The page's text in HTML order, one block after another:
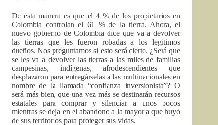
De esta manera es que el 4 % de los propietarios en
Colombia controlan el 61 % de la tierra. Ahora, el
nuevo gobierno de Colombia dice que va a devolver
las tierras que les fueron robadas a los legítimos
dueños. Nos preguntamos si esto será cierto. ¿Será que
se les va a devolver las tierras a las miles de familias
campesinas, indígenas, afrodescendientes que
desplazaron para entregárselas a las multinacionales en
nombre de la llamada “confianza inversionista”? O
será más bien, que una vez más se destinarán recursos
estatales para comprar y silenciar a unos pocos
mientras se deja en el abandono a la mayoría que huyó
de sus territorios para proteger sus vidas.